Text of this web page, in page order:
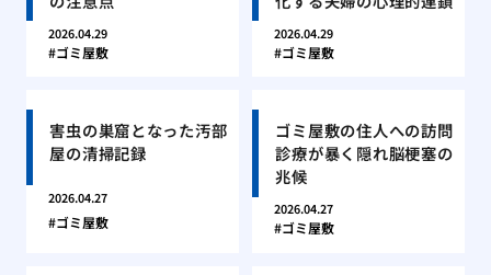
2026.04.29
ゴミ屋敷
2026.04.29
ゴミ屋敷
害虫の巣窟となった汚部
屋の清掃記録
2026.04.27
ゴミ屋敷
ゴミ屋敷の住人への訪問
診療が暴く隠れ脳梗塞の
兆候
2026.04.27
ゴミ屋敷